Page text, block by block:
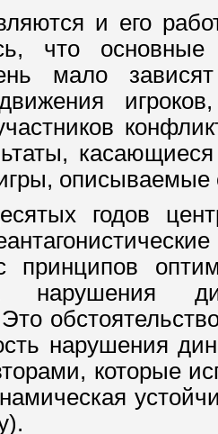
и его
что
мало
годов
принципов
нарушения
которые